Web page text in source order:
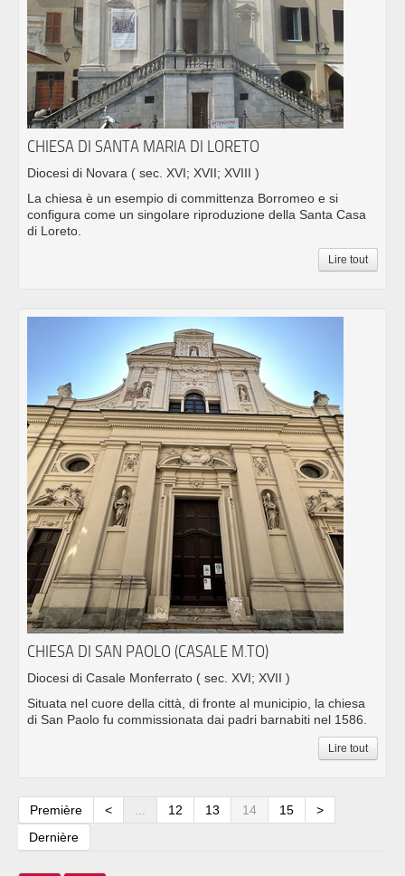
CHIESA DI SANTA MARIA DI LORETO
Diocesi di Novara ( sec. XVI; XVII; XVIII )
La chiesa è un esempio di committenza Borromeo e si
configura come un singolare riproduzione della Santa Casa
di Loreto.
Lire tout
CHIESA DI SAN PAOLO (CASALE M.TO)
Diocesi di Casale Monferrato ( sec. XVI; XVII )
Situata nel cuore della città, di fronte al municipio, la chiesa
di San Paolo fu commissionata dai padri barnabiti nel 1586.
Lire tout
Première < ... 12 13 14 15
>
Dernière